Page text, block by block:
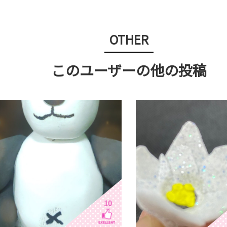
OTHER
このユーザーの他の投稿
10